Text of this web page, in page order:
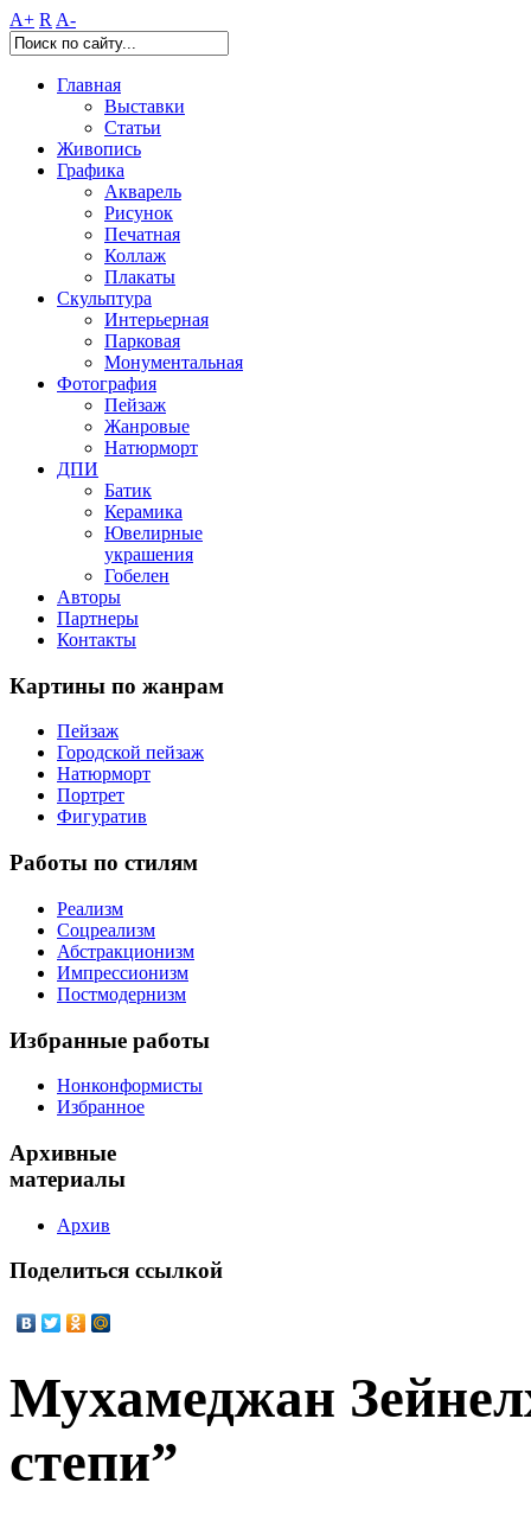
A+ R A-
Главная
Выставки
Статьи
Живопись
Графика
Акварель
Рисунок
Печатная
Коллаж
Плакаты
Скульптура
Интерьерная
Парковая
Монументальная
Фотография
Пейзаж
Жанровые
Натюрморт
ДПИ
Батик
Керамика
Ювелирные
украшения
Гобелен
Авторы
Партнеры
Контакты
Картины по жанрам
Пейзаж
Городской пейзаж
Натюрморт
Портрет
Фигуратив
Работы по стилям
Реализм
Соцреализм
Абстракционизм
Импрессионизм
Постмодернизм
Избранные работы
Нонконформисты
Избранное
Архивные
материалы
Архив
Поделиться ссылкой
Мухамеджан
степи”